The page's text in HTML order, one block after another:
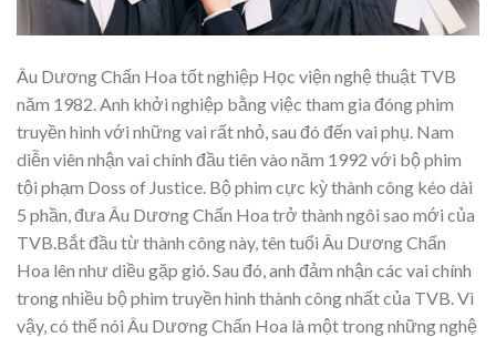
Âu Dương Chấn Hoa tốt nghiệp Học viện nghệ thuật TVB
năm 1982. Anh khởi nghiệp bằng việc tham gia đóng phim
truyền hình với những vai rất nhỏ, sau đó đến vai phụ. Nam
diễn viên nhận vai chính đầu tiên vào năm 1992 với bộ phim
tội phạm Doss of Justice. Bộ phim cực kỳ thành công kéo dài
5 phần, đưa Âu Dương Chấn Hoa trở thành ngôi sao mới của
TVB.Bắt đầu từ thành công này, tên tuổi Âu Dương Chấn
Hoa lên như diều gặp gió. Sau đó, anh đảm nhận các vai chính
trong nhiều bộ phim truyền hình thành công nhất của TVB. Vì
vậy, có thể nói Âu Dương Chấn Hoa là một trong những nghệ